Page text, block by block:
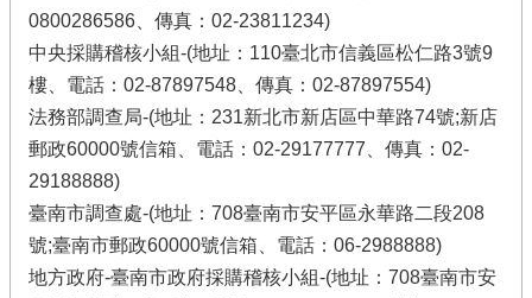
0800286586、傳真：02-23811234)
中央採購稽核小組-(地址：110臺北市信義區松仁路3號9
樓、電話：02-87897548、傳真：02-87897554)
法務部調查局-(地址：231新北市新店區中華路74號;新店
郵政60000號信箱、電話：02-29177777、傳真：02-
29188888)
臺南市調查處-(地址：708臺南市安平區永華路二段208
號;臺南市郵政60000號信箱、電話：06-2988888)
地方政府-臺南市政府採購稽核小組-(地址：708臺南市安